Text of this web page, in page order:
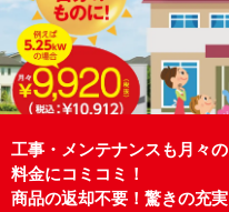
工事・メンテナンスも月々の
料金にコミコミ！
商品の返却不要！驚きの充実